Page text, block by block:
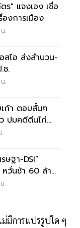
ร" แจงเอง เชื่อ
องการเมือง
.
สไอ ส่งสำนวน-
ช.
.
เก้า ตอบสั้นๆ
ปมคดีตีนไก่
ษฐา-DSI”
หวั่นช้า 60 ล้าน
.
มีการแปรรูปใด ๆ